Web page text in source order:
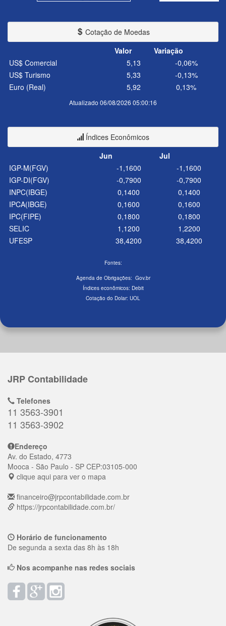
Cotação de Moedas
Valor
Variação
Atualizado 06/08/2026 05:00:16
US$ Comercial 5,13
-0,06%
US$ Turismo
5,33
-0,13%
Euro (Real)
5,92 0,13%
Índices Econômicos
Jun
Jul
IGP-M(FGV)
-1,1600
-1,1600
IGP-DI(FGV)
-0,7900
-0,7900
INPC(IBGE)
0,1400
0,1400
IPCA(IBGE)
0,1600
0,1600
IPC(FIPE)
0,1800
0,1800
SELIC
1,1200
1,2200
UFESP
38,4200 38,4200
Fontes:
Agenda de Obrigações: Gov.br
Índices econômicos: Debit
Cotação do Dolar: UOL
JRP Contabilidade
Telefones
11 3563-3901
11 3563-3902
Endereço
Av. do Estado, 4773
Mooca - São Paulo - SP CEP:03105-000
clique aqui para ver o mapa
financeiro@jrpcontabilidade.com.br
https://jrpcontabilidade.com.br/
Horário de funcionamento
De segunda a sexta das 8h às 18h
Nos acompanhe nas redes sociais